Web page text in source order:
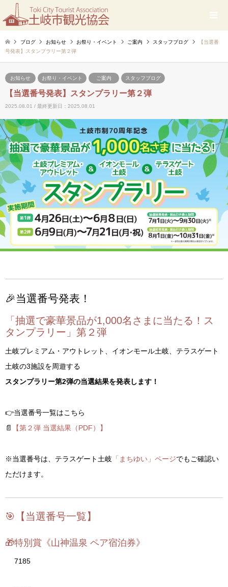
ブログ お知らせ お祭り・イベント ご案内 スタッフブログ
【当選番
号発表】スタンプラリー第２弾
お知らせ お祭り・イベント ご案内 スタッフブログ
【当選番号発表】スタンプラリー第２弾
2025.08.01 / 最終更新日：2025.08.01
🎉当選番号発表！
「抽選で豪華景品が1,000名さまに当たる！ス
タンプラリー」第２弾
土岐プレミアム・アウトレット、イオンモール土岐、テラスゲート
土岐の3施設を周遊する
スタンプラリー第2弾の当選結果を発表します！
👉当選番号一覧はこちら
📄
【第２弾 当選結果（PDF）】
※当選番号は、テラスゲート土岐 「まちゆい」ページでもご確認い
ただけます。
🎯【当選番号一覧】
🎁特別賞《山神温泉 ペア宿泊券》
7185